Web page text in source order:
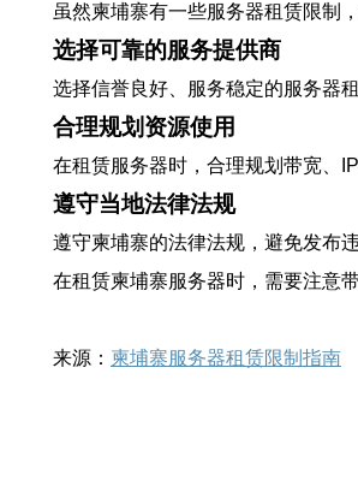
虽然柬埔寨有一些服务器租赁限制
选择可靠的服务提供商
选择信誉良好、服务稳定的服务器
合理规划资源使用
在租赁服务器时，合理规划带宽、
遵守当地法律法规
遵守柬埔寨的法律法规，避免发布
在租赁柬埔寨服务器时，需要注意
来源： 柬埔寨服务器租赁限制指南